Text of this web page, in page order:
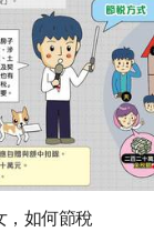
，如何節稅